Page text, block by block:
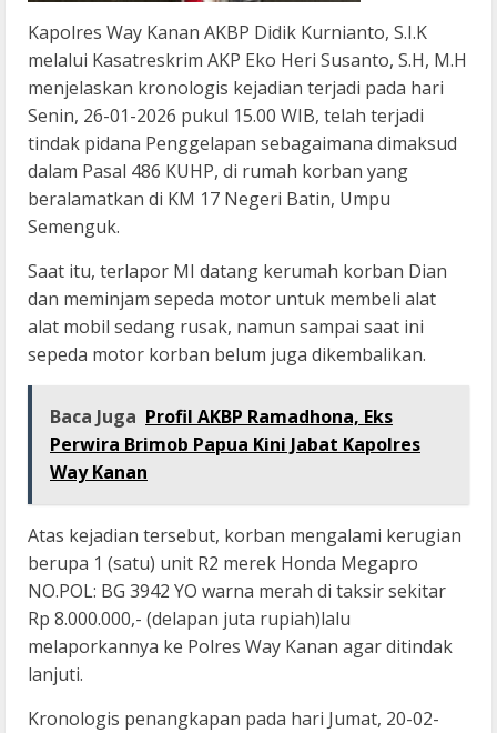
Kapolres Way Kanan AKBP Didik Kurnianto, S.I.K
melalui Kasatreskrim AKP Eko Heri Susanto, S.H, M.H
menjelaskan kronologis kejadian terjadi pada hari
Senin, 26-01-2026 pukul 15.00 WIB, telah terjadi
tindak pidana Penggelapan sebagaimana dimaksud
dalam Pasal 486 KUHP, di rumah korban yang
beralamatkan di KM 17 Negeri Batin, Umpu
Semenguk.
Saat itu, terlapor MI datang kerumah korban Dian
dan meminjam sepeda motor untuk membeli alat
alat mobil sedang rusak, namun sampai saat ini
sepeda motor korban belum juga dikembalikan.
Baca Juga Profil AKBP Ramadhona, Eks
Perwira Brimob Papua Kini Jabat Kapolres
Way Kanan
Atas kejadian tersebut, korban mengalami kerugian
berupa 1 (satu) unit R2 merek Honda Megapro
NO.POL: BG 3942 YO warna merah di taksir sekitar
Rp 8.000.000,- (delapan juta rupiah)lalu
melaporkannya ke Polres Way Kanan agar ditindak
lanjuti.
Kronologis penangkapan pada hari Jumat, 20-02-